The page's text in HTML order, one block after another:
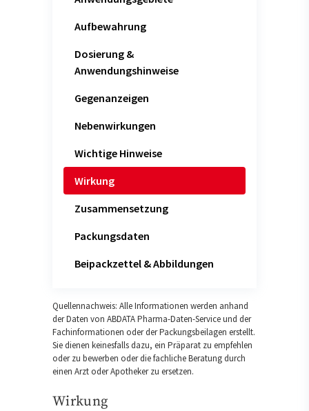
Aufbewahrung
Dosierung &
Anwendungshinweise
Gegenanzeigen
Nebenwirkungen
Wichtige Hinweise
Wirkung
Zusammensetzung
Packungsdaten
Beipackzettel & Abbildungen
Quellennachweis: Alle Informationen werden anhand
der Daten von ABDATA Pharma-Daten-Service und der
Fachinformationen oder der Packungsbeilagen erstellt.
Sie dienen keinesfalls dazu, ein Präparat zu empfehlen
oder zu bewerben oder die fachliche Beratung durch
einen Arzt oder Apotheker zu ersetzen.
Wirkung